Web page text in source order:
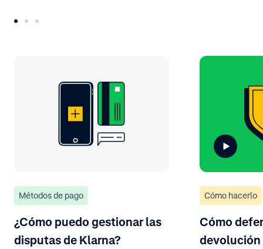
Métodos de pago
¿Cómo puedo gestionar las
disputas de Klarna?
Cómo hacerlo
Cómo
devolución